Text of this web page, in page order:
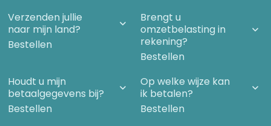
Verzenden jullie
naar mijn land?
Bestellen
Brengt u
omzetbelasting in
rekening?
Bestellen
Houdt u mijn
betaalgegevens bij?
Bestellen
Op welke wijze kan
ik betalen?
Bestellen